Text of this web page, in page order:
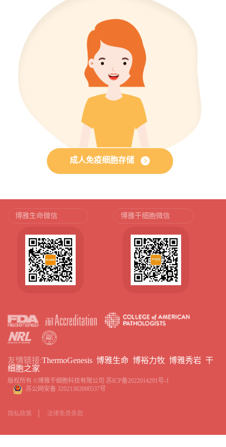
成人免疫细胞存储
博雅生命微信 博雅干细胞微信
友情链接:ThermoGenesis 博雅生命 博裕力牧 博雅秀岩 干
细胞之家
版权所有 ©博雅干细胞科技有限公司 苏ICP备2022014291号-1
苏公网安备 32021302000537号
隐私政策 法律免责条款